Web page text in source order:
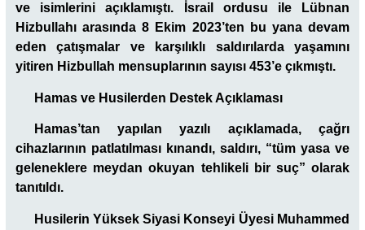
ve isimlerini açıklamıştı. İsrail ordusu ile Lübnan
Hizbullahı arasında 8 Ekim 2023’ten bu yana devam
eden çatışmalar ve karşılıklı saldırılarda yaşamını
yitiren Hizbullah mensuplarının sayısı 453’e çıkmıştı.
Hamas ve Husilerden Destek Açıklaması
Hamas’tan yapılan yazılı açıklamada, çağrı
cihazlarının patlatılması kınandı, saldırı, “tüm yasa ve
geleneklere meydan okuyan tehlikeli bir suç” olarak
tanıtıldı.
Husilerin Yüksek Siyasi Konseyi Üyesi Muhammed